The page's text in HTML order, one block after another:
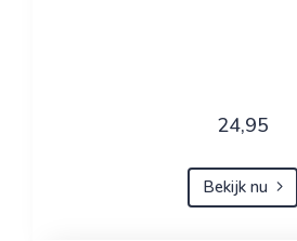
24,95
Bekijk nu